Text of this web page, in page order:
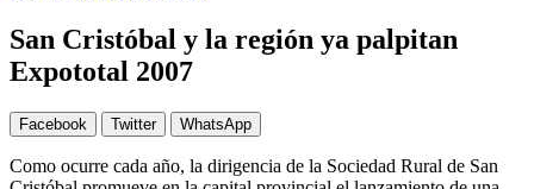
San Cristóbal y la región ya palpitan
Expototal 2007
Facebook Twitter WhatsApp
Como ocurre cada año, la dirigencia de la Sociedad Rural de San